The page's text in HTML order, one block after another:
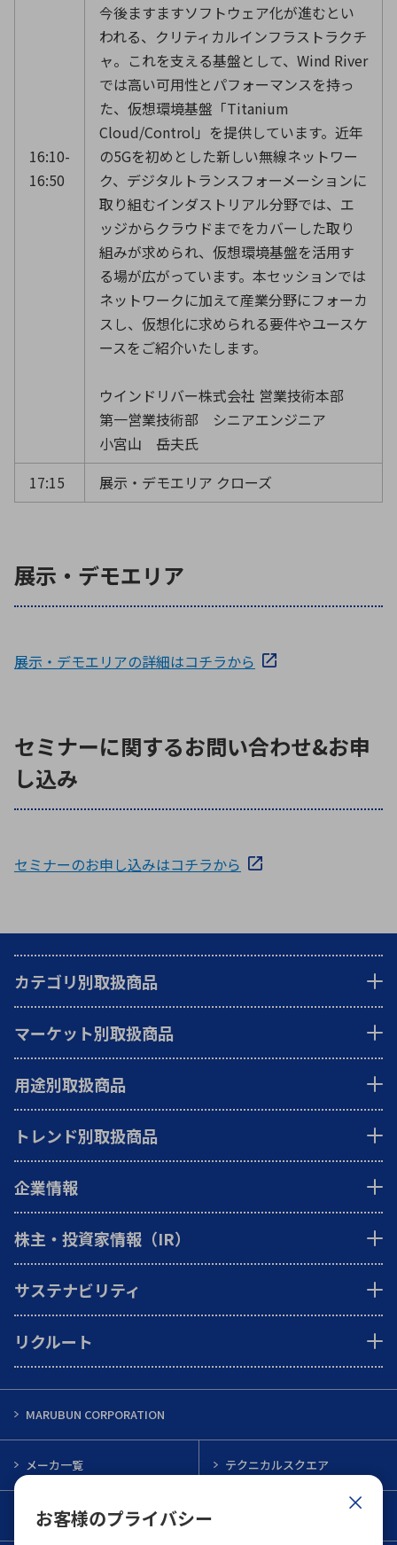
お客様のプライバシー
16:10-
16:50
今後ますますソフトウェア化が進むとい
われる、クリティカルインフラストラクチ
ャ。これを支える基盤として、Wind River
では高い可用性とパフォーマンスを持っ
た、仮想環境基盤「Titanium
Cloud/Control」を提供しています。近年
の5Gを初めとした新しい無線ネットワー
ク、デジタルトランスフォーメーションに
取り組むインダストリアル分野では、エ
ッジからクラウドまでをカバーした取り
組みが求められ、仮想環境基盤を活用す
る場が広がっています。本セッションでは
ネットワークに加えて産業分野にフォーカ
スし、仮想化に求められる要件やユースケ
ースをご紹介いたします。
ウインドリバー株式会社 営業技術本部
第一営業技術部 シニアエンジニア
小宮山 岳夫氏
17:15
展示・デモエリア クローズ
展示・デモエリア
展示・デモエリアの詳細はコチラから
セミナーに関するお問い合わせ&お申
し込み
セミナーのお申し込みはコチラから
カテゴリ別取扱商品
マーケット別取扱商品
用途別取扱商品
トレンド別取扱商品
企業情報
株主・投資家情報（IR）
サステナビリティ
リクルート
MARUBUN CORPORATION
メーカ一覧 テクニカルスクエア
インフォメーション